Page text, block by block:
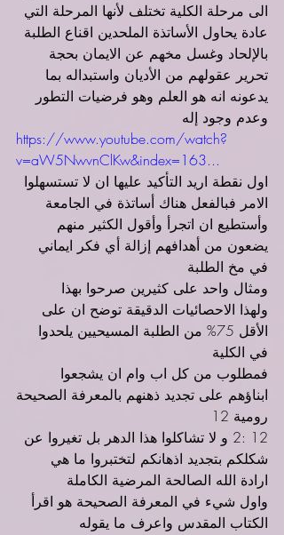
الى مرحلة الكلية تختلف لأنها المرحلة التي
عادة يحاول الأساتذة الملحدين اقناع الطلبة
بالإلحاد وغسل مخهم عن الايمان بحجة
تحرير عقولهم من الأديان واستبداله بما
يدعونه انه هو العلم وهو فرضيات التطور
وعدم وجود إله
https://www.youtube.com/watch?
v=aW5NwvnClKw&index=163...
اول نقطة اريد التأكيد عليها ان لا تستسهلوا
الامر فبالفعل هناك أساتذة في الجامعة
وأستطيع ان اتجرأ وأقول الكثير منهم
يضعون من أهدافهم إزالة أي فكر ايماني
في مخ الطلبة
ومثال واحد على كثيرين صرحوا بهذا
ولهذا الاحصائيات الدقيقة توضح ان على
الأقل 75% من الطلبة المسيحيين يلحدوا
في الكلية
فمطلوب من كل اب وام ان يشجعوا
ابناؤهم على تجديد ذهنهم بالمعرفة الصحيحة
رومية 12
12 :2 و لا تشاكلوا هذا الدهر بل تغيروا عن
شكلكم بتجديد اذهانكم لتختبروا ما هي
ارادة الله الصالحة المرضية الكاملة
واول شيء في المعرفة الصحيحة هو اقرأ
الكتاب المقدس واعرف ما يقوله